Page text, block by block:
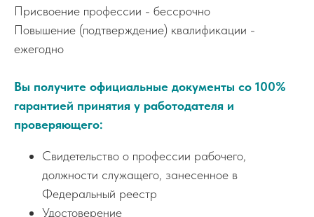
Присвоение профессии - бессрочно
Повышение (подтверждение) квалификации -
ежегодно
Вы получите официальные документы со 100%
гарантией принятия у работодателя и
проверяющего:
Свидетельство о профессии рабочего,
должности служащего, занесенное в
Федеральный реестр
Удостоверение